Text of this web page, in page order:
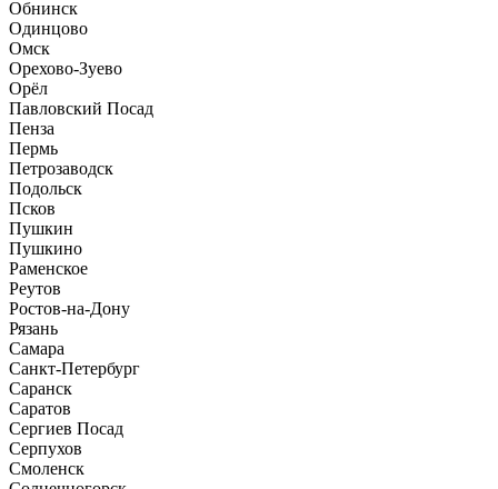
Обнинск
Одинцово
Омск
Орехово-Зуево
Орёл
Павловский Посад
Пенза
Пермь
Петрозаводск
Подольск
Псков
Пушкин
Пушкино
Раменское
Реутов
Ростов-на-Дону
Рязань
Самара
Санкт-Петербург
Саранск
Саратов
Сергиев Посад
Серпухов
Смоленск